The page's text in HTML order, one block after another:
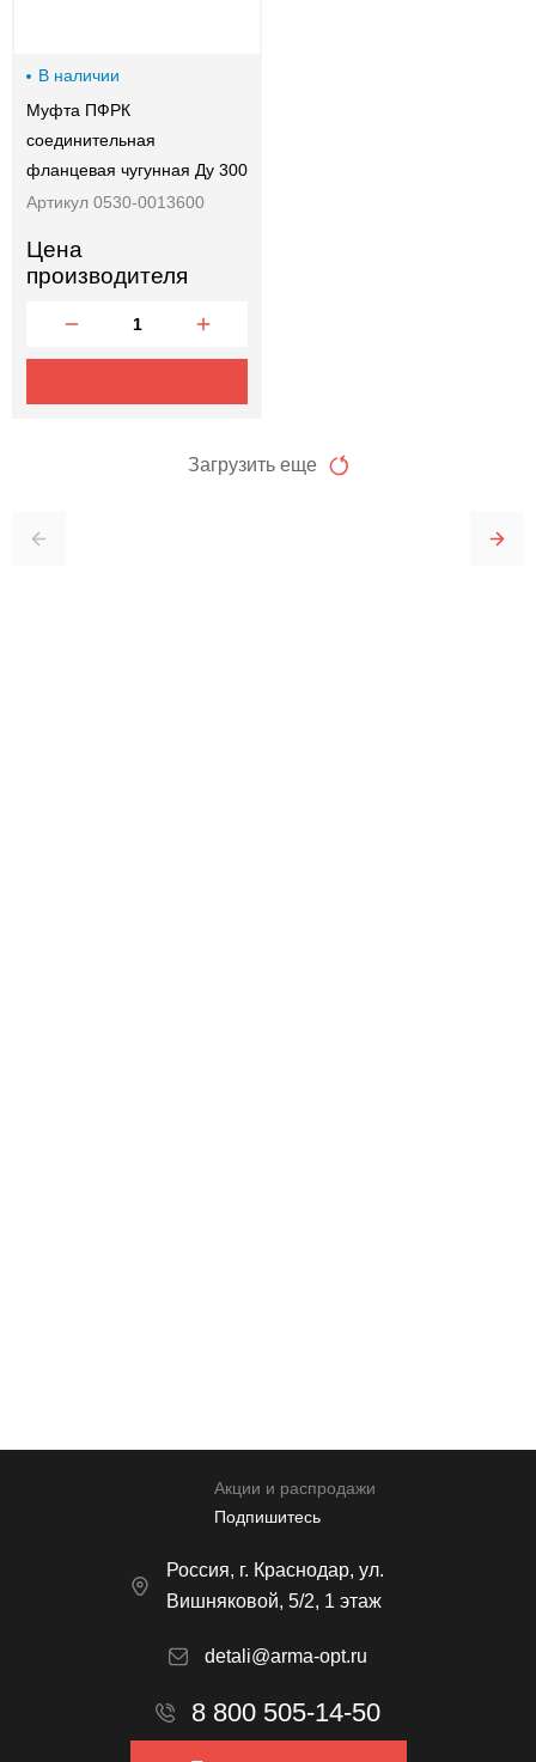
В наличии
Муфта ПФРК
соединительная
фланцевая чугунная Ду 300
Артикул 0530-0013600
Цена
производителя
Загрузить еще
Акции и распродажи
Подпишитесь
Россия, г. Краснодар, ул.
Вишняковой, 5/2, 1 этаж
detali@arma-opt.ru
8 800 505-14-50